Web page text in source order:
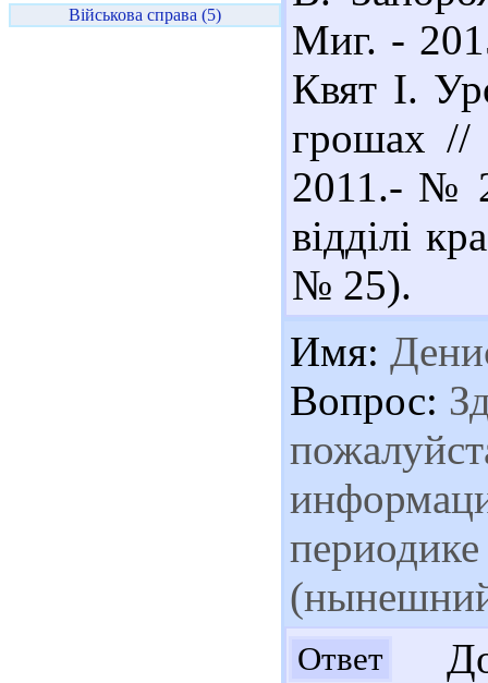
Військова справа (5)
Миг. -
Квят І.
грошах //
2011.- №
відділі
№ 25).
Имя:
Вопрос:
Ответ